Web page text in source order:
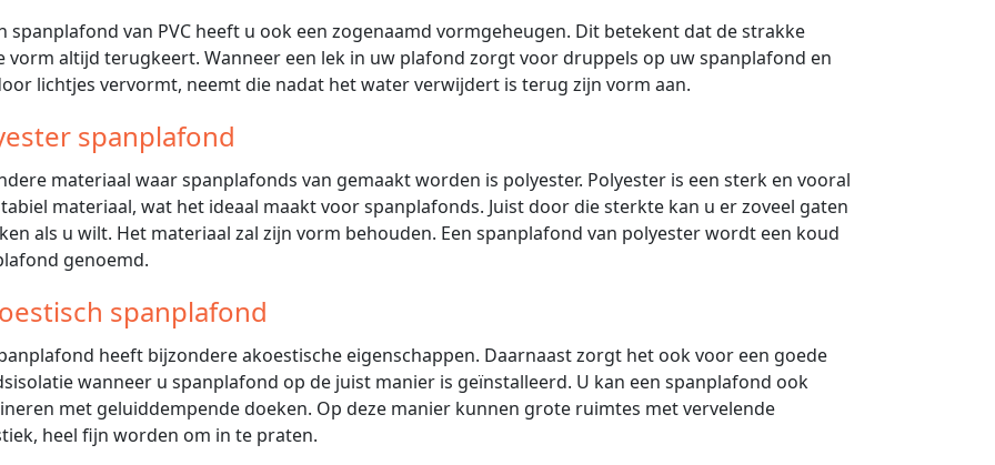
spanplafond van PVC heeft u ook een zogenaamd vormgeheugen. Dit betekent dat de strakke
vorm altijd terugkeert. Wanneer een lek in uw plafond zorgt voor druppels op uw spanplafond en
lichtjes vervormt, neemt die nadat het water verwijdert is terug zijn vorm aan.
spanplafond
materiaal waar spanplafonds van gemaakt worden is polyester. Polyester is een sterk en vooral
materiaal, wat het ideaal maakt voor spanplafonds. Juist door die sterkte kan u er zoveel gaten
als u wilt. Het materiaal zal zijn vorm behouden. Een spanplafond van polyester wordt een koud
genoemd.
spanplafond
heeft bijzondere akoestische eigenschappen. Daarnaast zorgt het ook voor een goede
wanneer u spanplafond op de juist manier is geïnstalleerd. U kan een spanplafond ook
met geluiddempende doeken. Op deze manier kunnen grote ruimtes met vervelende
heel fijn worden om in te praten.